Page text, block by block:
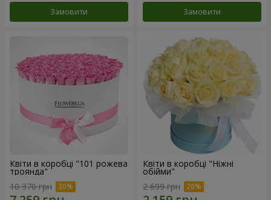
Замовити Замовити
Квіти в коробці "101 рожева
троянда"
10 370 грн
Квіти в коробці "Ніжні
обійми"
2 699 грн